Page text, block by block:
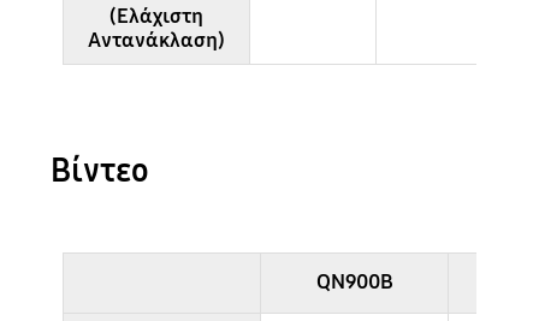
(Ελάχιστη
Αντανάκλαση)
Βίντεο
QN900B